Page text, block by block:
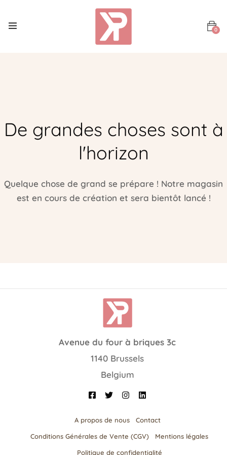
0
De grandes choses sont à
l'horizon
Quelque chose de grand se prépare ! Notre magasin
est en cours de création et sera bientôt lancé !
Avenue du four à briques 3c
1140 Brussels
Belgium
A propos de nous
Contact
Conditions Générales de Vente (CGV)
Mentions légales
Politique de confidentialité